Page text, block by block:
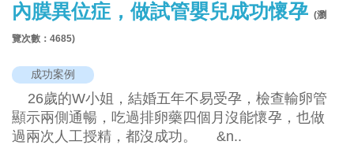
內膜異位症，做試管嬰兒成功懷孕 (瀏
覽次數：4685)
成功案例
26歲的W小姐，結婚五年不易受孕，檢查輸卵管
顯示兩側通暢，吃過排卵藥四個月沒能懷孕，也做
過兩次人工授精，都沒成功。 &n..